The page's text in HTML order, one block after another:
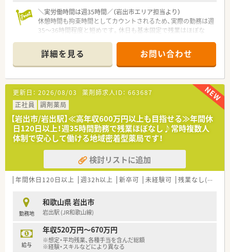
ている企業のため女性の方はもちろん、男性の育休取得者もいる
など男女ともに働きやすい社風です。
■女性のワーク・ライフ・バランスを推進する優良企業として、厚
生労働省認定の「えるぼしマーク」(最高位である3段階目)を取
得。
■法律上、育児休業の期間は子どもが1歳になるまでですが、最
大子どもが3歳になるまで延長して休業することが可能です。
■時短勤務制度もあり。子どもが中学1年生になるまで延長も可
能です。
■その他、復職フォロー制度や育児手当、奨学金返済サポート制
度、社割制度など手厚い福利厚生を用意しています。
■ナショナル社員＝全国、広域エリア社員＝エリア内の転勤あ
り、狭域エリア社員＝自宅から通勤圏内のみ。
様々な社員区分があり勤務地域を選択できます。
<こんな方にオススメ>
■大手企業で安定して長期就業したい方
■薬剤師として着実に経験を積んでいきたい方
■ライフステージが変わっても働き続けたい方
＼実労働時間は週35時間／（岩出市エリア担当より）
休憩時間も拘束時間としてカウントされるため、実際の勤務は週
35〜36時間程度と短めです。休日も基本固定で残業はほぼな
また60代の方でも正社員での雇用が可能になります☆
＊------------------------------------------＊
【店舗情報と応需状況について】
■JR和歌山線の岩出駅から車で5分の場所に位置しており、複数
店舗を展開する地域密着型のドミナント企業が運営する調剤薬
局です。
■門前にあるやよいメディカルクリニックより整形外科や内科、
糖尿病内科の処方箋を1日平均50枚ほど応需しています。
■外来の調剤業務だけでなく、地域に根差した居宅や施設への在
宅医療にも対応しており、幅広い処方内容に深く触れられる環境
です。
【想定される業務内容】
■処方箋に基づく整形外科や内科メインの正確な調剤をはじめ、
す。
■外来対応だけでなく、居宅や施設への在宅訪問業務やお薬の配
達、さらにかかりつけ薬剤師業務にいたるまで幅広く携わりま
す。
■ドミナント展開の強みを活かし、近隣店舗で急なお休みや突発
的な状況が発生した際には適切に店舗間で業務をカバーしま
詳細を見る お問い合わせ
更新日： 2026/08/03 薬剤師求人ID： 663687
正社員
調剤薬局
【岩出市/岩出駅】≪高年収600万円以上も目指せる≫年間休
日120日以上！週35時間勤務で残業ほぼなし♪常時複数人
体制で安心して働ける地域密着型薬局です！
検討リストに追加
年間休日120日以上 週32h以上 新卒可 未経験可 残業なし(ほぼなし含む)
勤務地
和歌山県 岩出市
岩出駅 (JR和歌山線)
給与
年収520万円～670万円
※想定・平均残業、各種手当を含んだ総額
※経験・スキルなどにより異なる